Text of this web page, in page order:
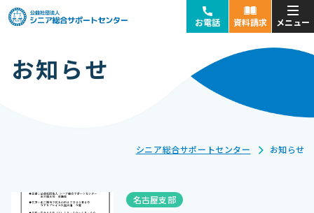
お電話 資料請求
お近くの拠点に
ご気軽にお電話ください
受付時間：平日9:00〜18:00(土日祝休み)
大宮支部 立川支部
お知らせ
シニア総合サポートセンター お知らせ
名古屋支部